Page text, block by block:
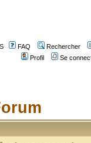
FAQ
Rechercher
Profil
Se